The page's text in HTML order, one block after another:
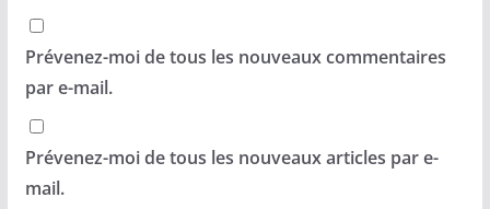
Prévenez-moi de tous les nouveaux commentaires
par e-mail.
Prévenez-moi de tous les nouveaux articles par e-
mail.